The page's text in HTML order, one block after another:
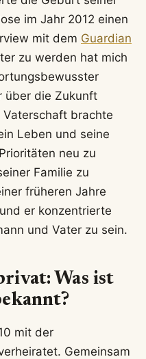
im Jahr 2012 einen
mit dem Guardian
zu werden hat mich
über die Zukunft
Vaterschaft brachte
Leben und seine
neu zu
Familie zu
früheren Jahre
er konzentrierte
und Vater zu sein.
Was ist
mit der
Gemeinsam